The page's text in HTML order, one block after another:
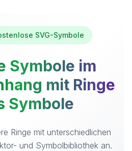
SVG-Symbole
Symbole im
mit Ringe
Symbole
Ringe mit unterschiedlichen
und Symbolbibliothek an.